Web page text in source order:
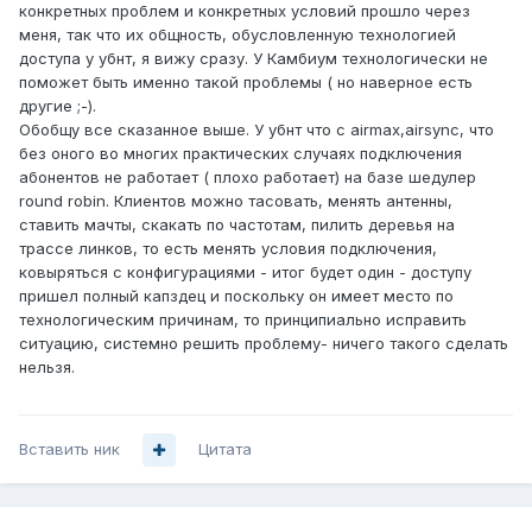
конкретных проблем и конкретных условий прошло через
меня, так что их общность, обусловленную технологией
доступа у убнт, я вижу сразу. У Камбиум технологически не
поможет быть именно такой проблемы ( но наверное есть
другие ;-).
Обобщу все сказанное выше. У убнт что с airmax,airsync, что
без оного во многих практических случаях подключения
абонентов не работает ( плохо работает) на базе шедулер
round robin. Клиентов можно тасовать, менять антенны,
ставить мачты, скакать по частотам, пилить деревья на
трассе линков, то есть менять условия подключения,
ковыряться с конфигурациями - итог будет один - доступу
пришел полный капздец и поскольку он имеет место по
технологическим причинам, то принципиально исправить
ситуацию, системно решить проблему- ничего такого сделать
нельзя.
Вставить ник Цитата